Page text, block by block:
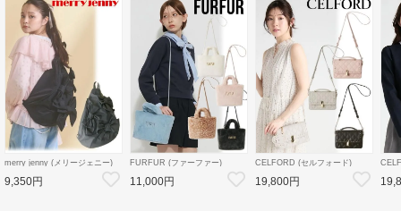
merry jenny (メリージェニー)
'ribbonワンショルダーバッグ''
26春夏4【2825419005】ハン
ド・ショルダーバッグ BLK:近
9,350円
FURFUR (ファーファー)
エコファートートバッグ 26秋冬
予約【RWGB264506】トート
バッグ 入荷予定 : 9月下旬～
11,000円
CELFORD (セルフォード)
【リュタン】ビジュースタッズ
ミニショルダー 26秋冬予約
【CWGB264549】ハンド・シ
19,800円
ン
【